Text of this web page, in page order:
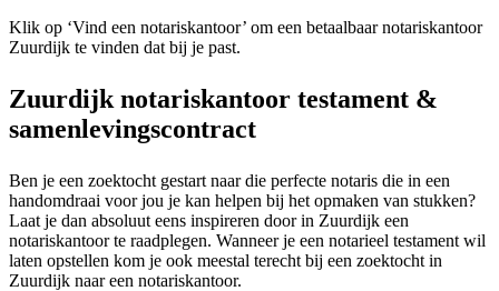
Klik op ‘Vind een notariskantoor’ om een betaalbaar notariskantoor
Zuurdijk te vinden dat bij je past.
Zuurdijk notariskantoor testament &
samenlevingscontract
Ben je een zoektocht gestart naar die perfecte notaris die in een
handomdraai voor jou je kan helpen bij het opmaken van stukken?
Laat je dan absoluut eens inspireren door in Zuurdijk een
notariskantoor te raadplegen. Wanneer je een notarieel testament wil
laten opstellen kom je ook meestal terecht bij een zoektocht in
Zuurdijk naar een notariskantoor.